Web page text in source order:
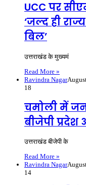
UCC पर
‘जल्द ही
बिल’
उत्तराखंड के मुख्यमं
Read More »
Ravindra Nagar
18
चमोली में
बीजेपी प्रदेश
उत्तराखंड बीजेपी के
Read More »
Ravindra Nagar
14